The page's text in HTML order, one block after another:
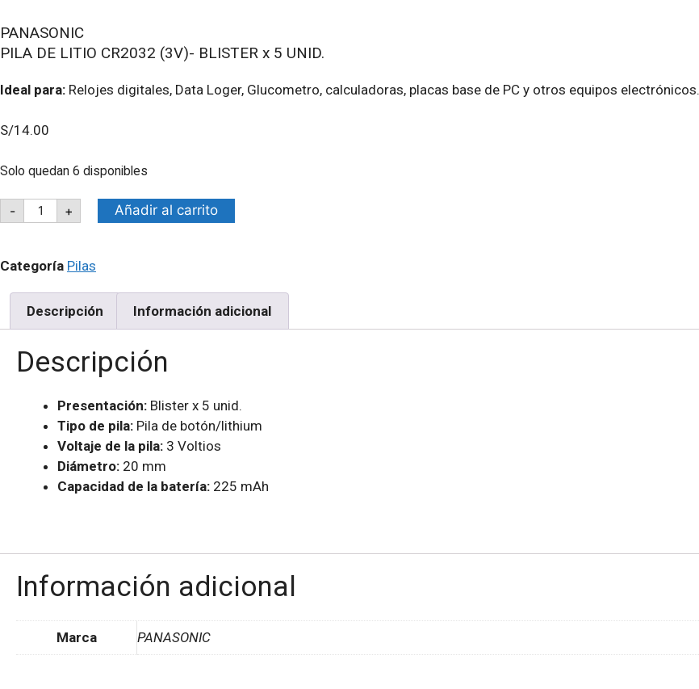
PANASONIC
PILA DE LITIO CR2032 (3V)- BLISTER x 5 UNID.
Ideal para: Relojes digitales, Data Loger, Glucometro, calculadoras, placas base de PC y otros equipos electrónicos.
S/14.00
Solo quedan 6 disponibles
- PANASONIC
PILA
CR2032
(3V)-
5
UNID.
+ Añadir al carrito
Categoría Pilas
Descripción Información adicional
Descripción
Presentación: Blister x 5 unid.
Tipo de pila: Pila de botón/lithium
Voltaje de la pila: 3 Voltios
Diámetro: 20 mm
Capacidad de la batería: 225 mAh
Información adicional
Marca PANASONIC